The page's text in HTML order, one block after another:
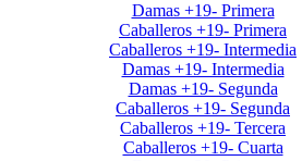
Damas +19- Primera
Caballeros +19- Primera
Caballeros +19- Intermedia
Damas +19- Intermedia
Damas +19- Segunda
Caballeros +19- Segunda
Caballeros +19- Tercera
Caballeros +19- Cuarta